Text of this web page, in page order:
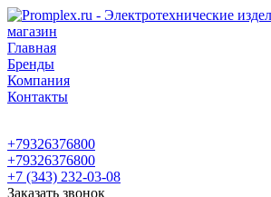
Главная
Бренды
Компания
Контакты
+79326376800
+79326376800
+7 (343) 232-03-08
Заказать звонок